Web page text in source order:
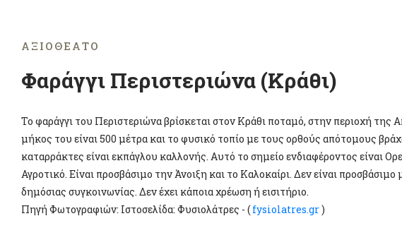
ΑΞΙΟΘΈΑΤΟ
Φαράγγι Περιστεριώνα (Κράθι)
Το φαράγγι του Περιστεριώνα βρίσκεται στον Κράθι ποταμό, στην περιοχή της
μήκος του είναι 500 μέτρα και το φυσικό τοπίο με τους ορθούς απότομους
καταρράκτες είναι εκπάγλου καλλονής. Αυτό το σημείο ενδιαφέροντος είναι
Αγροτικό. Είναι προσβάσιμο την Άνοιξη και το Καλοκαίρι. Δεν είναι προσβάσιμο
δημόσιας συγκοινωνίας. Δεν έχει κάποια χρέωση ή εισιτήριο.
Πηγή Φωτογραφιών: Ιστοσελίδα: Φυσιολάτρες - (fysiolatres.gr)